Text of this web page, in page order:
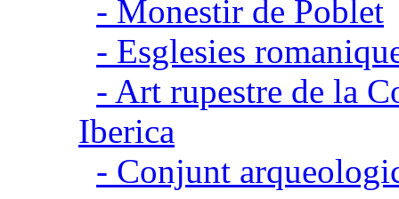
- Monestir de Poblet
- Esglesies
- Art rupestre de la
Iberica
- Conjunt